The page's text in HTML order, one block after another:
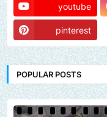
youtube
pinterest
POPULAR POSTS